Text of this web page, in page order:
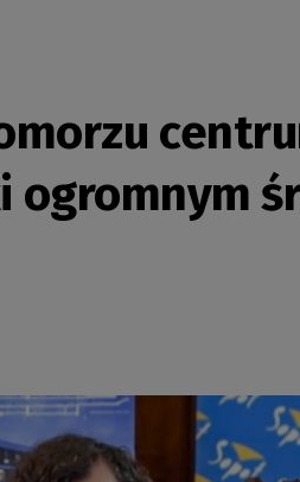
ogromnym